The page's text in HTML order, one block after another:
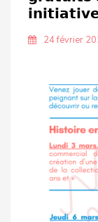
24 février